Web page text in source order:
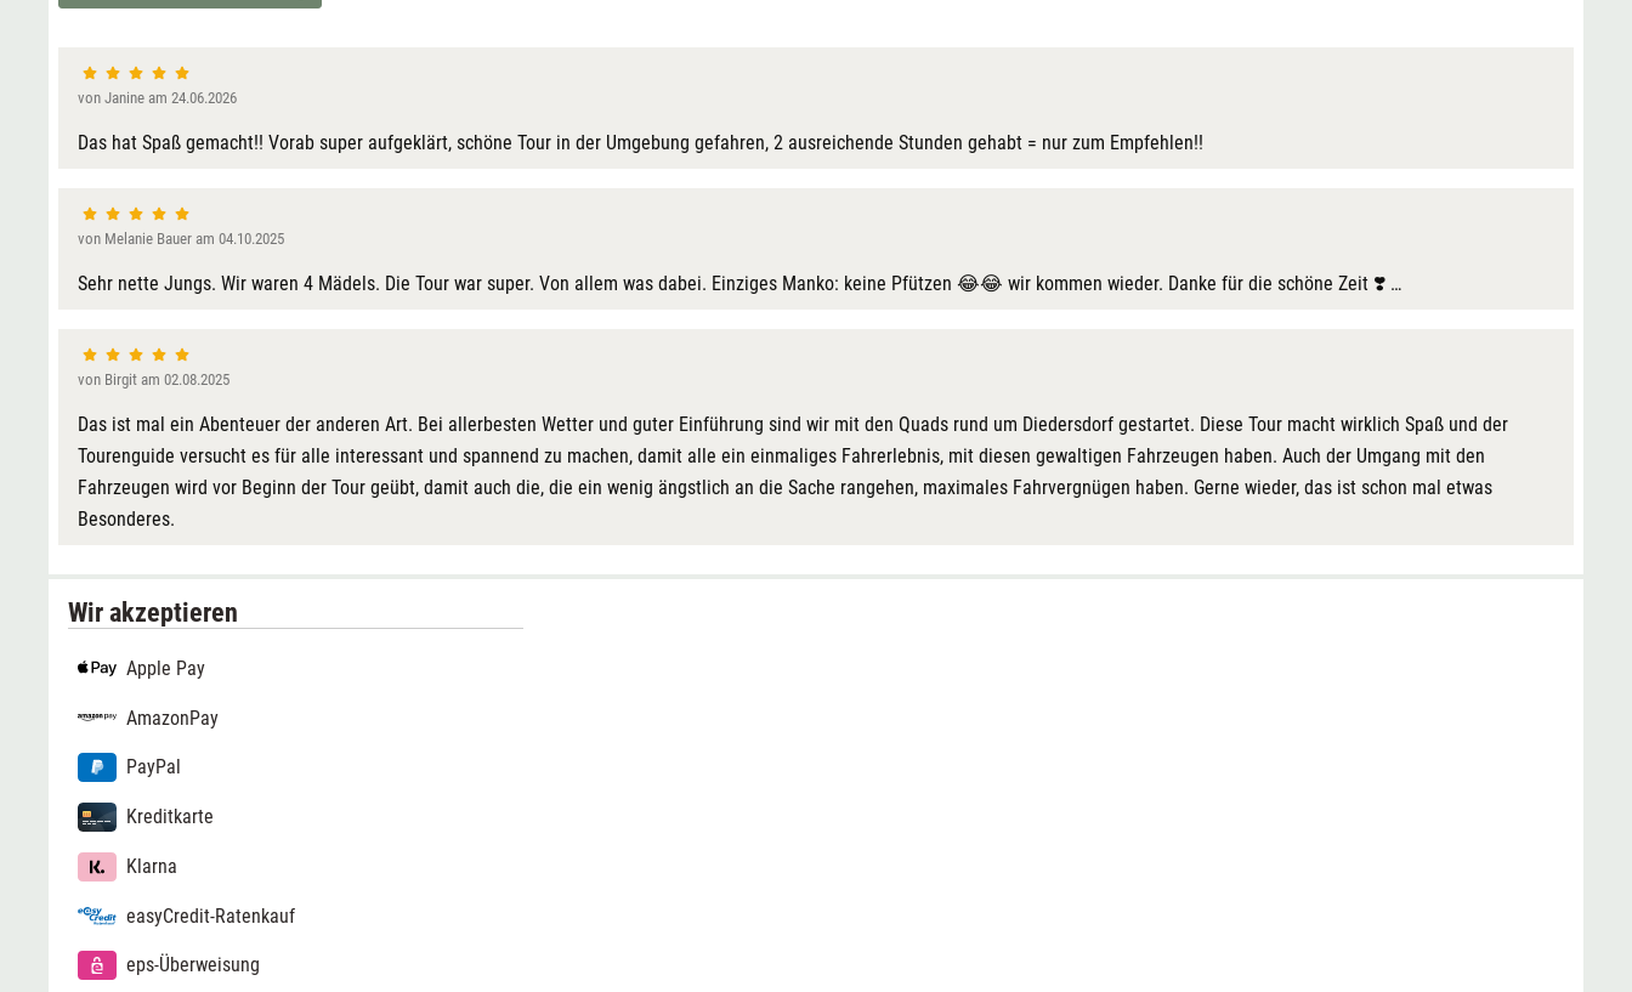
von Janine am 24.06.2026
Das hat Spaß gemacht!! Vorab super aufgeklärt, schöne Tour in der Umgebung gefahren, 2 ausreichende Stunden gehabt = nur zum Empfehlen!!
von Melanie Bauer am 04.10.2025
Sehr nette Jungs. Wir waren 4 Mädels. Die Tour war super. Von allem was dabei. Einziges Manko: keine Pfützen 😂😂 wir kommen wieder. Danke für die schöne Zeit ❣️ …
von Birgit am 02.08.2025
Das ist mal ein Abenteuer der anderen Art. Bei allerbesten Wetter und guter Einführung sind wir mit den Quads rund um Diedersdorf gestartet. Diese Tour macht wirklich Spaß und der
Tourenguide versucht es für alle interessant und spannend zu machen, damit alle ein einmaliges Fahrerlebnis, mit diesen gewaltigen Fahrzeugen haben. Auch der Umgang mit den
Fahrzeugen wird vor Beginn der Tour geübt, damit auch die, die ein wenig ängstlich an die Sache rangehen, maximales Fahrvergnügen haben. Gerne wieder, das ist schon mal etwas
Besonderes.
Wir akzeptieren
Apple Pay
AmazonPay
PayPal
Kreditkarte
Klarna
easyCredit-Ratenkauf
eps-Überweisung